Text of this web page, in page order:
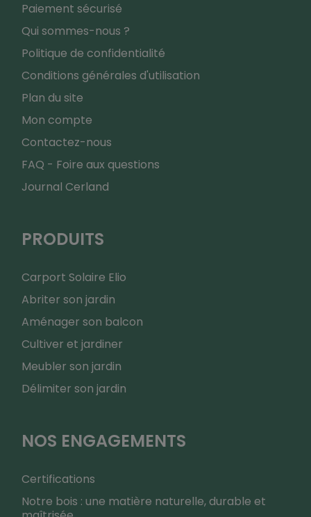
Paiement sécurisé
Qui sommes-nous ?
Politique de confidentialité
Conditions générales d'utilisation
Plan du site
Mon compte
Contactez-nous
FAQ - Foire aux questions
Journal Cerland
PRODUITS
Carport Solaire Elio
Abriter son jardin
Aménager son balcon
Cultiver et jardiner
Meubler son jardin
Délimiter son jardin
NOS ENGAGEMENTS
Certifications
Notre bois : une matière naturelle, durable et